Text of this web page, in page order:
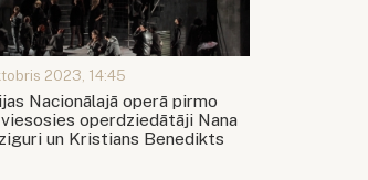
2023, 14:45
Nacionālajā operā pirmo
operdziedātāji Nana
un Kristians Benedikts